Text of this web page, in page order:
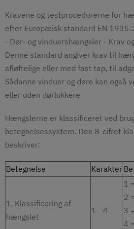
Kravene og testprocedurerne for
efter Europæisk standard EN
- Dør- og vinduershængsler - Krav
Denne standard angiver krav til
afløftelige eller med fast tap, til
Sådanne vinduer og døre kan også
eller uden dørlukkere
Hængslerne er klassificeret ved
betegnelsessystem. Den 8-cifret
beskriver:
Betegnelse Karakter
1. Klassificering af
hængslet
1 - 4
1
2
3
4